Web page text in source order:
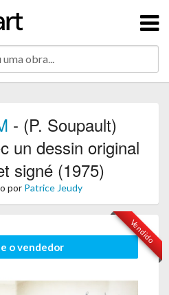
- (P. Soupault)
un dessin original
signé (1975)
por Patrice Jeudy
Vendido
o vendedor